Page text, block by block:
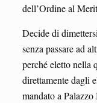
dell’Ordine al
Decide di
senza passare ad
perché eletto nella
direttamente dagli
mandato a